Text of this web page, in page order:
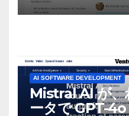
AI SOFTWARE DEVELOPMENT
Mistral AI が、
ータで GPT-